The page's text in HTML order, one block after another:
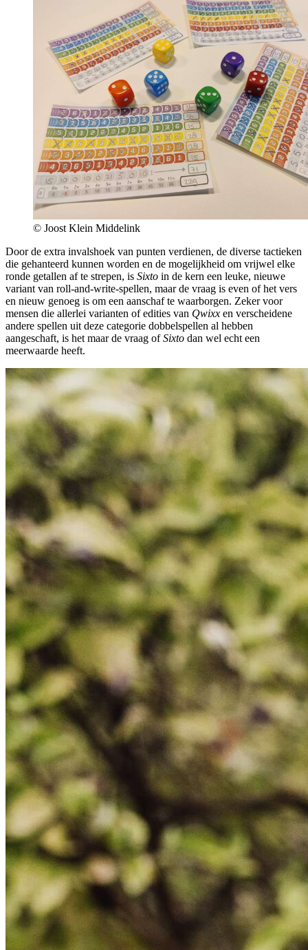
© Joost Klein Middelink
Door de extra invalshoek van punten verdienen, de diverse tactieken
die gehanteerd kunnen worden en de mogelijkheid om vrijwel elke
ronde getallen af te strepen, is Sixto in de kern een leuke, nieuwe
variant van roll-and-write-spellen, maar de vraag is even of het vers
en nieuw genoeg is om een aanschaf te waarborgen. Zeker voor
mensen die allerlei varianten of edities van Qwixx en verscheidene
andere spellen uit deze categorie dobbelspellen al hebben
aangeschaft, is het maar de vraag ofSixto dan wel echt een
meerwaarde heeft.